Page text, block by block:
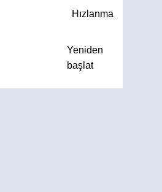
Hızlanma
Yeniden
başlat